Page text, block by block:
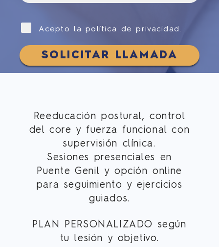
Acepto la política de privacidad.
Reeducación postural, control
del core y fuerza funcional con
supervisión clínica.
Sesiones presenciales en
Puente Genil y opciónonline
para seguimiento y ejercicios
guiados.
PLAN PERSONALIZADO según
tu lesión y objetivo.